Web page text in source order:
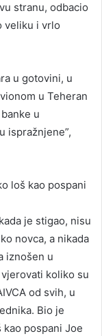
stranu, odbacio
veliku i vrlo
u gotovini, u
u Teheran
u
ispražnjene”,
loš kao pospani
je stigao, nisu
novca, a nikada
iznošen u
koliko su
od svih, u
Bio je
kao pospani Joe